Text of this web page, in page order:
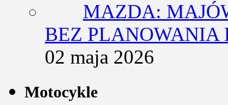
MAZDA:
BEZ PLANOWANIA
02 maja 2026
Motocykle